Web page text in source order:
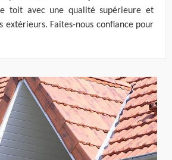
toit avec une qualité supérieure et
extérieurs. Faites-nous confiance pour